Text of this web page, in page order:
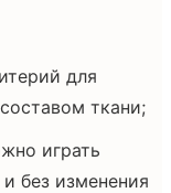
для
ткани;
играть
без изменения